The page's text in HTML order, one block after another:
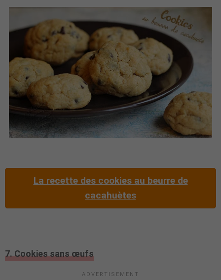
La recette des cookies au beurre de
cacahuètes
7. Cookies sans œufs